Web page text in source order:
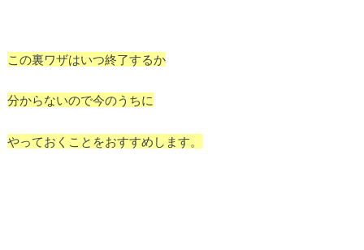
この裏ワザはいつ終了するか
分からないので今のうちに
やっておくことをおすすめします。